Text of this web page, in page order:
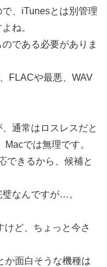
、iTunesとは別管理
ね。
である必要がありま
FLACや最悪、WAV
通常はロスレスだと
では無理です。
できるから、候補と
なんですが…。
けど、ちょっと今さ
か面白そうな機種は